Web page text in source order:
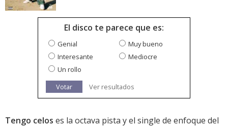
El disco te parece que es:
Genial
Muy bueno
Interesante
Mediocre
Un rollo
Votar
Ver resultados
Tengo celos es la octava pista y el single de enfoque del